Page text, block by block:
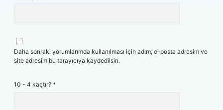
Daha sonraki yorumlarımda kullanılması için adım, e-posta adresim ve
site adresim bu tarayıcıya kaydedilsin.
10 - 4 kaçtır? *